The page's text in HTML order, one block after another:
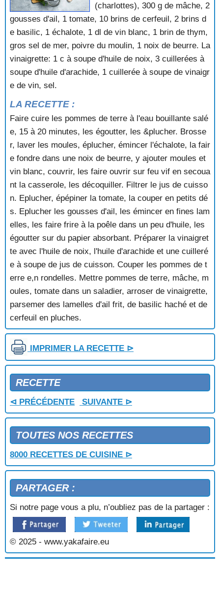
TOURTEAUX FARCIS SAUCE FINES HERBES
TOURTEAUX SAUCE GRIBICHE
TURBAN DE POISSON AUX COQUILLES SAINT
(charlottes), 300 g de mâche, 2
gousses d'ail, 1 tomate, 10 brins de cerfeuil, 2 brins d
e basilic, 1 échalote, 1 dl de vin blanc, 1 brin de thym,
gros sel de mer, poivre du moulin, 1 noix de beurre. La
vinaigrette: 1 c à soupe d'huile de noix, 3 cuillerées à
soupe d'huile d'arachide, 1 cuillerée à soupe de vinaigr
e de vin, sel.
LA RECETTE :
Faire cuire les pommes de terre à l'eau bouillante salé
e, 15 à 20 minutes, les égoutter, les &plucher. Brosse
r, laver les moules, éplucher, émincer l'échalote, la fair
e fondre dans une noix de beurre, y ajouter moules et
vin blanc, couvrir, les faire ouvrir sur feu vif en secoua
nt la casserole, les décoquiller. Filtrer le jus de cuisso
n. Eplucher, épépiner la tomate, la couper en petits dé
s. Eplucher les gousses d'ail, les émincer en fines lam
elles, les faire frire à la poêle dans un peu d'huile, les
égoutter sur du papier absorbant. Préparer la vinaigret
te avec l'huile de noix, l'huile d'arachide et une cuilleré
e à soupe de jus de cuisson. Couper les pommes de t
erre e,n rondelles. Mettre pommes de terre, mâche, m
oules, tomate dans un saladier, arroser de vinaigrette,
parsemer des lamelles d'ail frit, de basilic haché et de
cerfeuil en pluches.
IMPRIMER LA RECETTE ⊳
RECETTE
⊲ PRÉCÉDENTE SUIVANTE ⊳
TOUTES NOS RECETTES
8000 RECETTES DE CUISINE ⊳
PARTAGER :
Si notre page vous a plu, n’oubliez pas de la partager :
© 2025 - www.yakafaire.eu